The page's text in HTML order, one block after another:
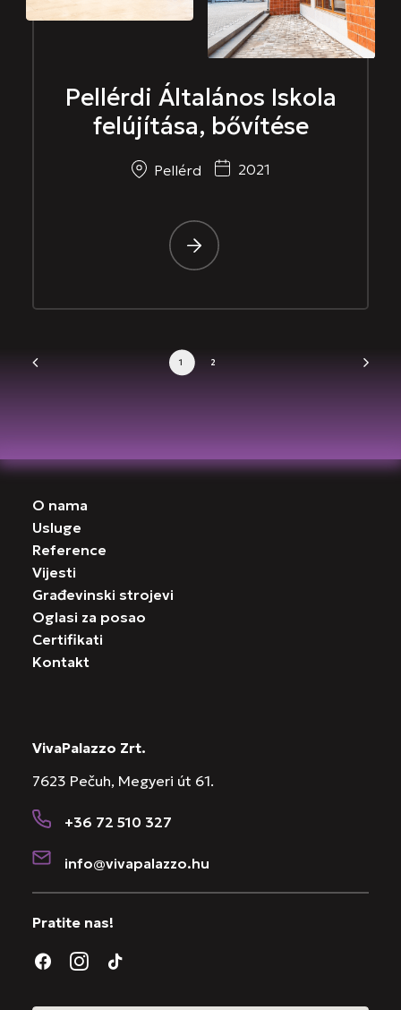
Pellérdi Általános Iskola
felújítása, bővítése
Pellérd 2021
1 2
O nama
Usluge
Reference
Vijesti
Građevinski strojevi
Oglasi za posao
Certifikati
Kontakt
VivaPalazzo Zrt.
7623 Pečuh, Megyeri út 61.
+36 72 510 327
info@vivapalazzo.hu
Pratite nas!